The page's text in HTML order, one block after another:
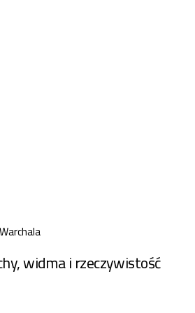
widma i rzeczywistość